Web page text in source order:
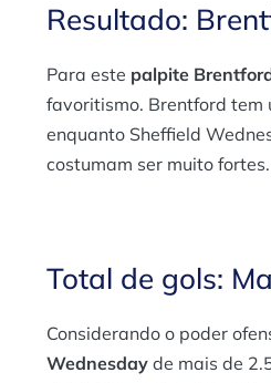
Resultado:
Para este palpite
favoritismo. Brentford tem
enquanto Sheffield
costumam ser muito fortes.
Total de gols:
Considerando o poder
Wednesday de mais de